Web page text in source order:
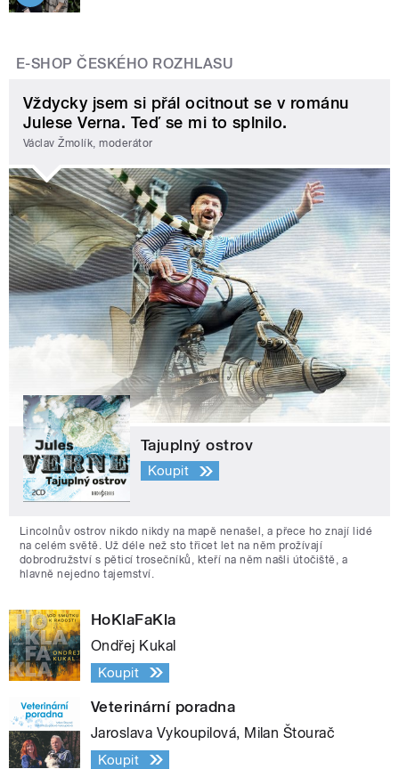
E-SHOP ČESKÉHO ROZHLASU
Vždycky jsem si přál ocitnout se v románu
Julese Verna. Teď se mi to splnilo.
Václav Žmolík, moderátor
Tajuplný ostrov
Koupit
Lincolnův ostrov nikdo nikdy na mapě nenašel, a přece ho znají lidé
na celém světě. Už déle než sto třicet let na něm prožívají
dobrodružství s pěticí trosečníků, kteří na něm našli útočiště, a
hlavně nejedno tajemství.
HoKlaFaKla
Ondřej Kukal
Koupit
Veterinární poradna
Jaroslava Vykoupilová, Milan Štourač
Koupit